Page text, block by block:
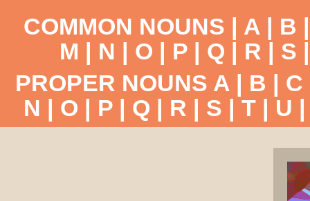
COMMON NOUNS | A | B
M | N | O | P | Q | R | S
PROPER NOUNS A | B | C
N | O | P| Q | R | S | T| U